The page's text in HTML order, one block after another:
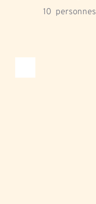
10
  personnes